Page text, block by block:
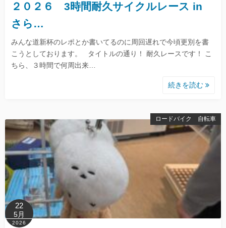
２０２６ 3時間耐久サイクルレース in
さら…
みんな道新杯のレポとか書いてるのに周回遅れで今頃更別を書
こうとしております。 タイトルの通り！ 耐久レースです！ こ
ちら、３時間で何周出来…
続きを読む
ロードバイク 自転車
22
5月
2026